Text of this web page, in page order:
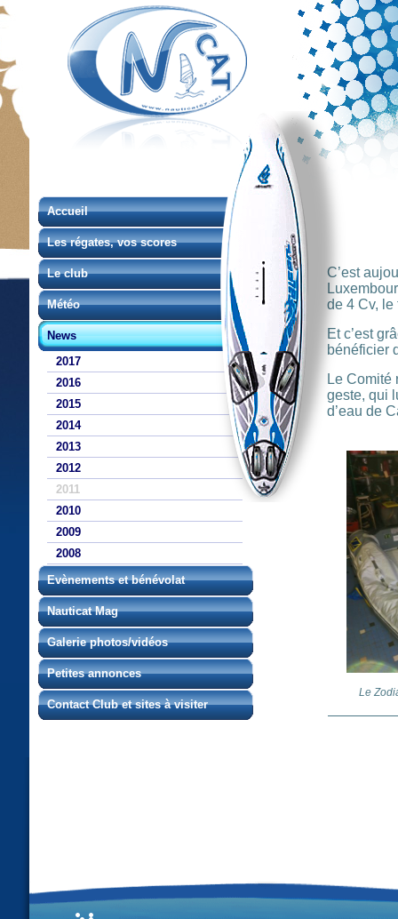
Accueil
Les régates, vos scores
Le club
Météo
News
2017
2016
2015
2014
2013
2012
2011
2010
2009
2008
Evènements et bénévolat
Nauticat Mag
Galerie photos/vidéos
Petites annonces
Contact Club et sites à visiter
C’est
de 4 Cv, le
Et c’est
bénéficier
Le Comité
geste, qui
d’eau de
Le